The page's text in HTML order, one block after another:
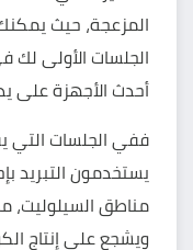
المزعجة، حيث
الجلسات الأولى
أحدث الأجهزة على
ففي الجلسات التي
يستخدمون التبريد
مناطق السيلوليت،
ويشجع على إنتاج